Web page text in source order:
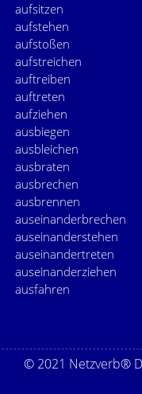
aufsitzen
aufstehen
aufstoßen
aufstreichen
auftreiben
auftreten
aufziehen
ausbiegen
ausbleichen
ausbraten
ausbrechen
ausbrennen
auseinanderbrechen
auseinanderstehen
auseinandertreten
auseinanderziehen
ausfahren
© 2021 Netzverb®